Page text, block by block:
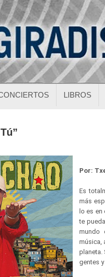
LIBROS
Por:
Es
más
lo es
te
mundo
música,
planeta.
gentes